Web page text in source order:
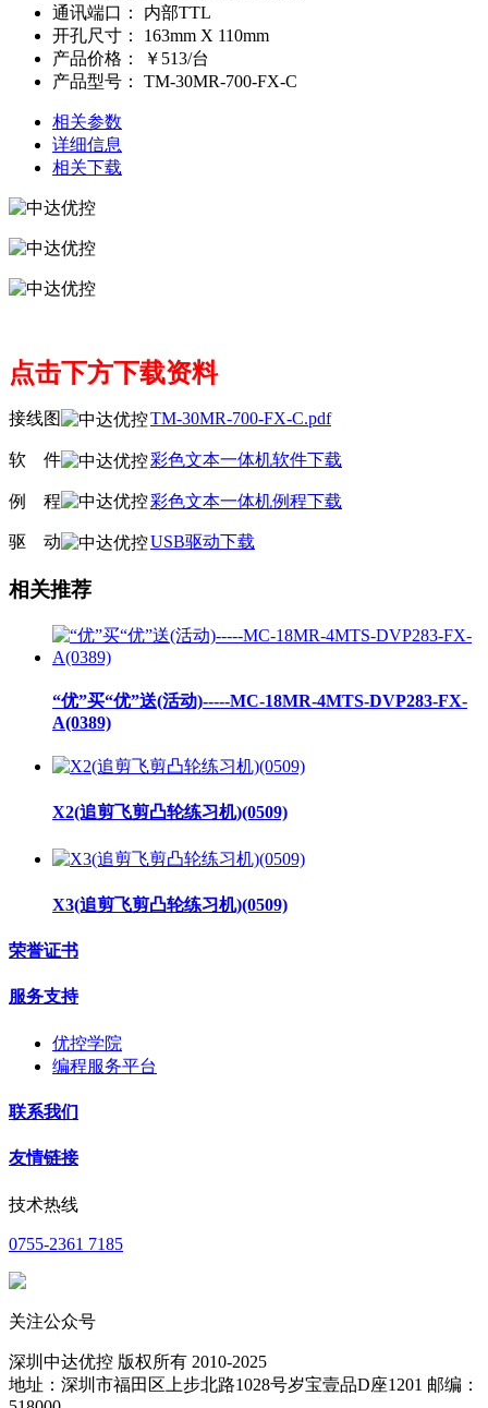
通讯端口：
内部TTL
开孔尺寸：
163mm X 110mm
产品价格：
￥513/台
产品型号：
TM-30MR-700-FX-C
相关参数
详细信息
相关下载
点击下方下载资料
接线图 TM-30MR-700-FX-C.pdf
软 件 彩色文本一体机软件下载
例 程 彩色文本一体机例程下载
驱 动 USB驱动下载
相关推荐
“优”买“优”送(活动)-----MC-18MR-4MTS-DVP283-FX-
A(0389)
X2(追剪飞剪凸轮练习机)(0509)
X3(追剪飞剪凸轮练习机)(0509)
荣誉证书
服务支持
优控学院
编程服务平台
联系我们
友情链接
技术热线
0755-2361 7185
关注公众号
深圳中达优控 版权所有 2010-2025
地址：深圳市福田区上步北路1028号岁宝壹品D座1201 邮编：